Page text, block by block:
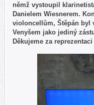
němž vystoupil
Danielem Wiesnerem.
violoncellům, Štěpán byl
Venyšem jako jediný
Děkujeme za